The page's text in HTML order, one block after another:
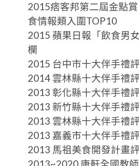
2015痞客邦第二屆金點
食情報類入圍TOP10
2015 蘋果日報「飲食男
欄
2015 台中市十大伴手禮
2014 雲林縣十大伴手禮
2013 彰化縣十大伴手禮
2013 新竹縣十大伴手禮
2013 雲林縣十大伴手禮
2013 嘉義市十大伴手禮
2013 馬祖美食開發計畫